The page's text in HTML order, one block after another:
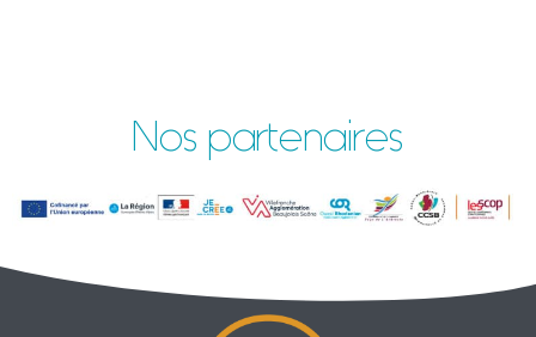
Nos partenaires